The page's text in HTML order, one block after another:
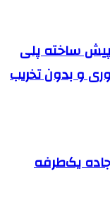
پیش ساخته پلی
و بدون تخریب
جاده یک‌طرفه